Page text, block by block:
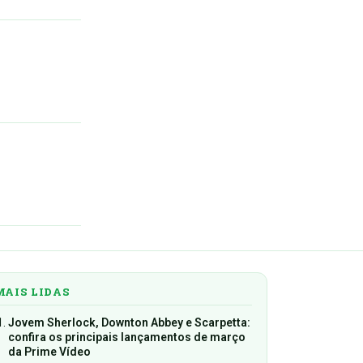
LIDAS
Jovem Sherlock, Downton Abbey e Scarpetta:
confira os principais lançamentos de março
da Prime Vídeo